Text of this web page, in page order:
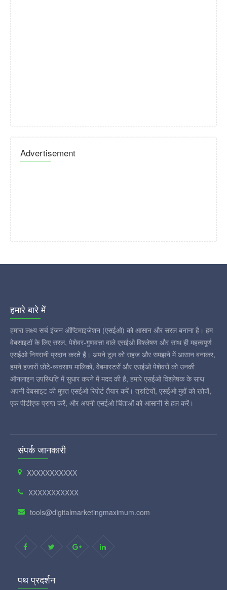
Advertisement
हमारे बारे में
हमारा लक्ष्य सर्च इंजन ऑप्टिमाइजेशन (एसईओ) को आसान और सरल बनाना है। हम
वेबसाइटों के लिए सरल, पेशेवर-गुणवत्ता वाले एसईओ विश्लेषण और साथ ही महत्वपूर्ण
एसईओ निगरानी प्रदान करते हैं। अपने टूल को सहज और समझने में आसान बनाकर,
हमने हजारों छोटे-व्यवसाय मालिकों, वेबमास्टरों और एसईओ पेशेवरों को उनकी
ऑनलाइन उपस्थिति में सुधार करने में मदद की है, हमारे एसईओ विश्लेषक के साथ
अपनी वेबसाइट की मुफ़्त एसईओ रिपोर्ट तैयार करें। त्रुटियों, एसईओ मुद्दों को खोजें,
एक पीडीएफ प्राप्त करें, और अपनी एसईओ चिंताओं को आसानी से हल करें।
संपर्क जानकारी
XXXXXXXXXXX
XXXXXXXXXXX
tools@digitalmarketingmaximum.com
पथ प्रदर्शन